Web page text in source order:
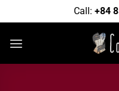
qua
dung
Call: +84